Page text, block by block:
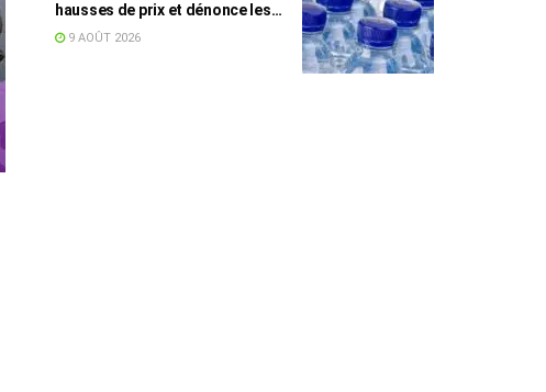
hausses de prix et dénonce les
profiteurs de la pénurie
9 AOÛT 2026